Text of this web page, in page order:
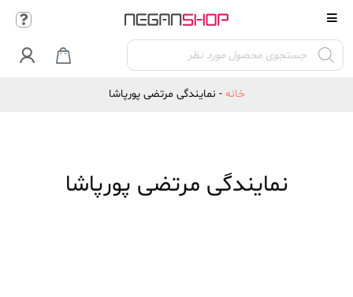
Products
search

خانه - نمایندگی مرتضی پورپاشا
نمایندگی مرتضی پورپاشا